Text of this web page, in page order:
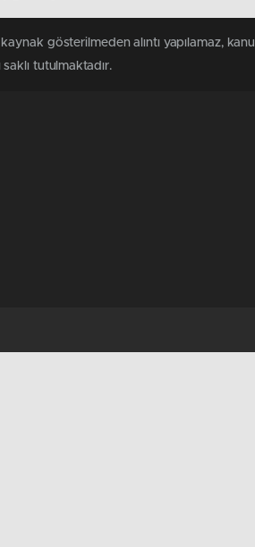
gösterilmeden alıntı yapılamaz,
tutulmaktadır.